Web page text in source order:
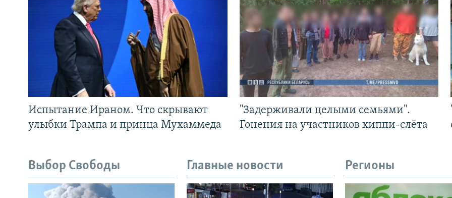
Испытание Ираном. Что скрывают
улыбки Трампа и принца Мухаммеда
"Задерживали целыми семьями".
Гонения на участников хиппи-слёта
Выбор Свободы Главные новости Регионы